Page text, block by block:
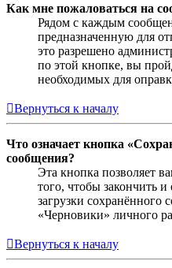
Как мне пожаловаться на
Рядом с каждым
предназначенную для
это разрешено
по этой кнопке, вы
необходимых для
Вернуться к началу
Что означает кнопка
сообщения?
Эта кнопка позволяет
того, чтобы закончить
загрузки сохранённого
«Черновики» личного
Вернуться к началу